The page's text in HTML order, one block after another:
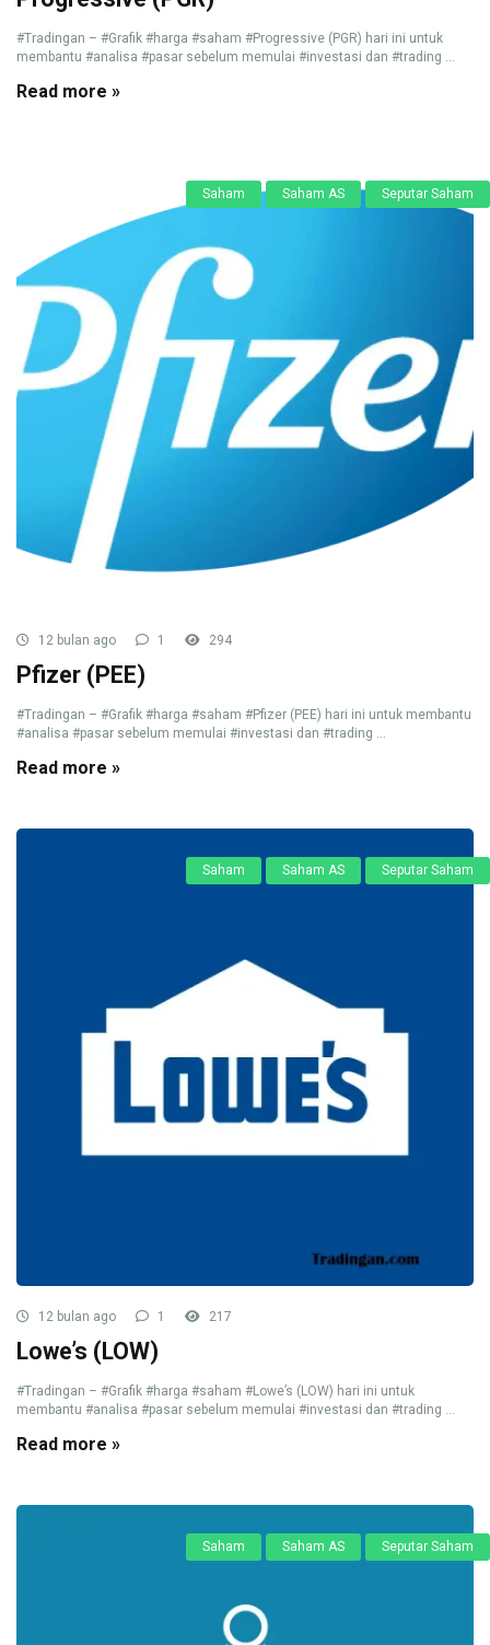
#Tradingan – #Grafik #harga #saham #Progressive (PGR) hari ini untuk
membantu #analisa #pasar sebelum memulai #investasi dan #trading ...
Read more »
Saham Saham AS Seputar Saham
12 bulan ago 1 294
Pfizer (PEE)
#Tradingan – #Grafik #harga #saham #Pfizer (PEE) hari ini untuk membantu
#analisa #pasar sebelum memulai #investasi dan #trading ...
Read more »
Saham Saham AS Seputar Saham
12 bulan ago 1 217
Lowe’s (LOW)
#Tradingan – #Grafik #harga #saham #Lowe’s (LOW) hari ini untuk
membantu #analisa #pasar sebelum memulai #investasi dan #trading ...
Read more »
Saham Saham AS Seputar Saham